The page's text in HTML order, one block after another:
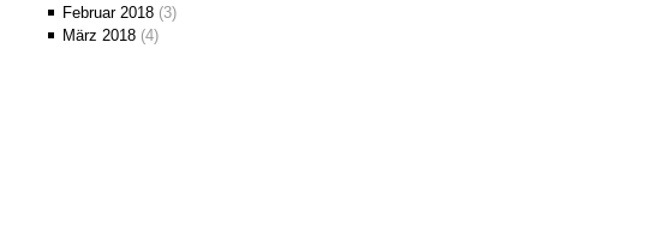
Februar 2018 (3)
März 2018 (4)